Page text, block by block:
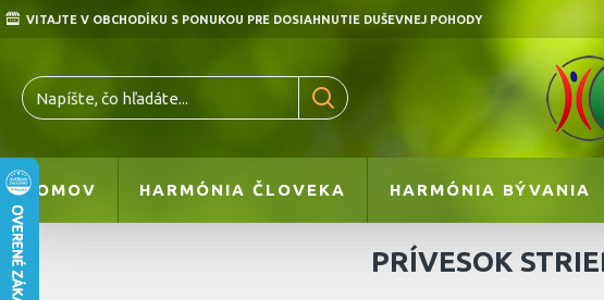
VITAJTE V OBCHODÍKU S PONUKOU PRE DOSIAHNUTIE DUŠEVNEJ POHODY
DOMOV HARMÓNIA ČLOVEKA HARMÓNIA BÝVANIA
PRÍVESOK